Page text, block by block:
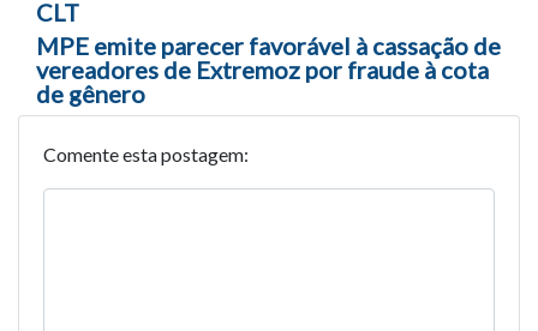
CLT
MPE emite parecer favorável à cassação de
vereadores de Extremoz por fraude à cota
de gênero
Comente esta postagem: